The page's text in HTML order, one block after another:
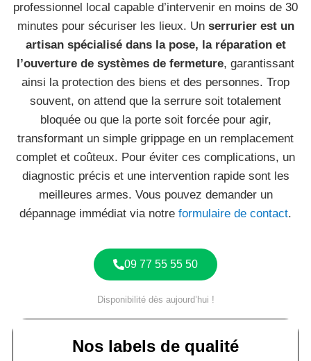
professionnel local capable d’intervenir en moins de 30
minutes pour sécuriser les lieux. Un serrurier est un
artisan spécialisé dans la pose, la réparation et
l’ouverture de systèmes de fermeture, garantissant
ainsi la protection des biens et des personnes. Trop
souvent, on attend que la serrure soit totalement
bloquée ou que la porte soit forcée pour agir,
transformant un simple grippage en un remplacement
complet et coûteux. Pour éviter ces complications, un
diagnostic précis et une intervention rapide sont les
meilleures armes. Vous pouvez demander un
dépannage immédiat via notre formulaire de contact.
09 77 55 55 50
Disponibilité dès aujourd’hui !
Nos labels de qualité